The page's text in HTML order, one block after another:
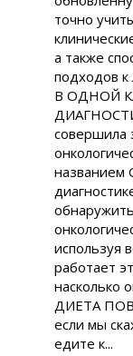
точно
а также
подходов
В ОДНОЙ
совершила
названием
используя
работает
ДИЕТА
если мы
едите к...